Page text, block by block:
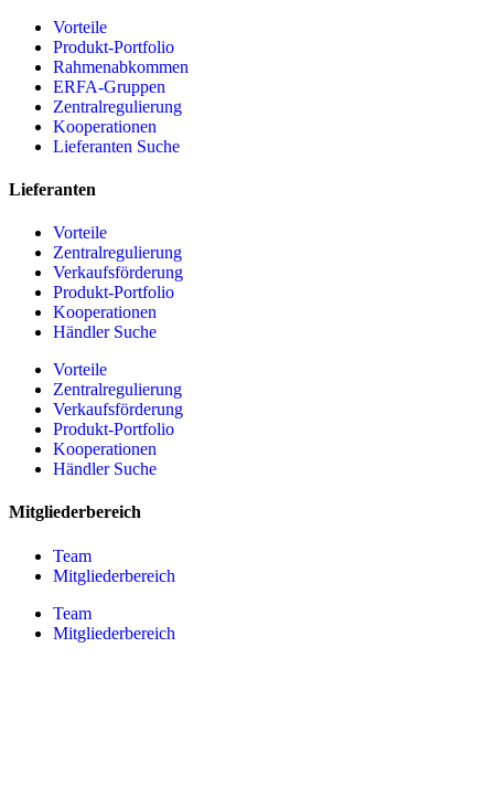
Vorteile
Produkt-Portfolio
Rahmenabkommen
ERFA-Gruppen
Zentralregulierung
Kooperationen
Lieferanten Suche
Lieferanten
Vorteile
Zentralregulierung
Verkaufsförderung
Produkt-Portfolio
Kooperationen
Händler Suche
Vorteile
Zentralregulierung
Verkaufsförderung
Produkt-Portfolio
Kooperationen
Händler Suche
Mitgliederbereich
Team
Mitgliederbereich
Team
Mitgliederbereich